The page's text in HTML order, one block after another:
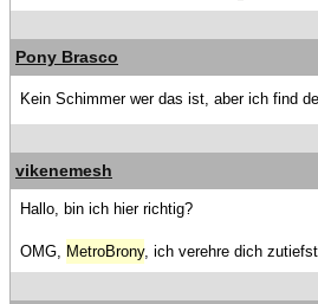
Pony Brasco
Kein Schimmer wer das ist, aber ich find
vikenemesh
Hallo, bin ich hier richtig?
OMG, MetroBrony, ich verehre dich